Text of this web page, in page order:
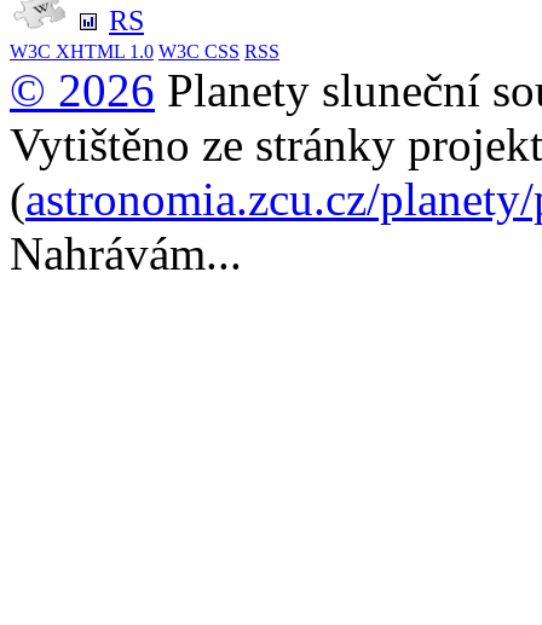
RS
W3C XHTML 1.0 W3C CSS RSS
© 2026 Planety sluneční
Vytištěno ze stránky
(astronomia.zcu.cz/
Nahrávám...